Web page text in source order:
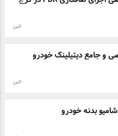
البرز
و جامع دیتیلینگ خودرو
البرز
بدنه خودرو